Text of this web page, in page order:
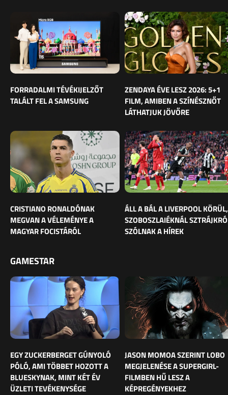
FORRADALMI TÉVÉKIJELZŐT
TALÁLT FEL A SAMSUNG
ZENDAYA ÉVE LESZ 2026: 5+1
FILM, AMIBEN A SZÍNÉSZNŐT
LÁTHATJUK JÖVŐRE
CRISTIANO RONALDÓNAK
MEGVAN A VÉLEMÉNYE A
MAGYAR FOCISTÁRÓL
ÁLL A BÁL A LIVERPOOL KÖRÜL,
SZOBOSZLAIÉKNÁL
SZÓLNAK A HÍREK
GAMESTAR
EGY ZUCKERBERGET GÚNYOLÓ
PÓLÓ, AMI TÖBBET HOZOTT A
BLUESKYNAK, MINT KÉT ÉV
ÜZLETI TEVÉKENYSÉGE
JASON MOMOA SZERINT LOBO
MEGJELENÉSE A SUPERGIRL-
FILMBEN HŰ LESZ A
KÉPREGÉNYEKHEZ